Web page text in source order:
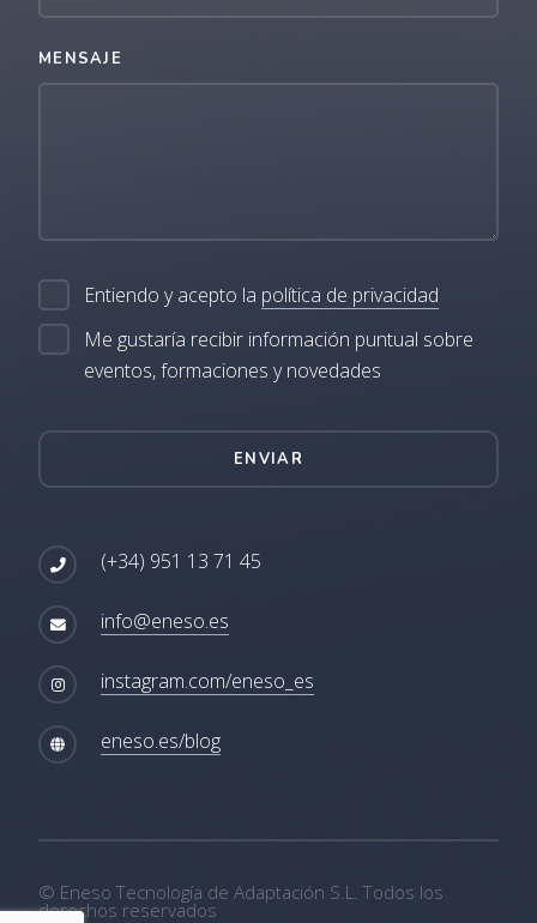
MENSAJE
Entiendo y acepto la política de privacidad
Me gustaría recibir información puntual sobre
eventos, formaciones y novedades
ENVIAR
(+34) 951 13 71 45
info@eneso.es
instagram.com/eneso_es
eneso.es/blog
© Eneso Tecnología de Adaptación S.L. Todos los
derechos reservados